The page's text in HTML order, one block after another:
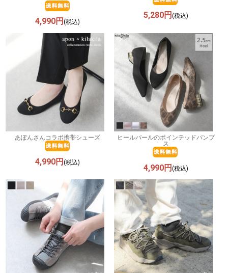
4,990円(税込)
5,280円 (税込)
あぽんさんコラボ携帯シューズ
4,990円(税込)
ヒールパールのポインテッドパンプ
ス
4,990円 (税込)